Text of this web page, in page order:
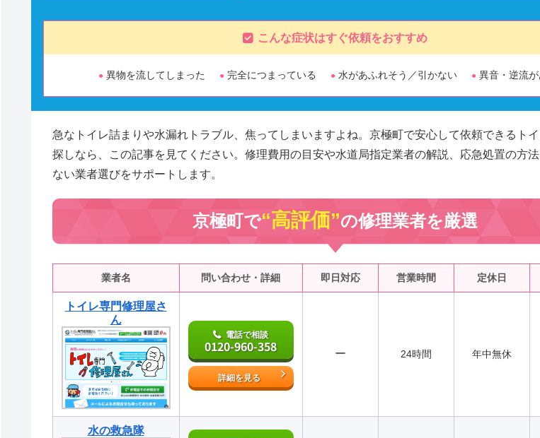
こんな症状はすぐ依頼をおすすめ
異物を流してしまった 完全につまっている 水があふれそう／引かない 異音・逆流が
急なトイレ詰まりや水漏れトラブル、焦ってしまいますよね。京極町で安心して依頼できるト
探しなら、この記事を見てください。修理費用の目安や水道局指定業者の解説、応急処置の方
ない業者選びをサポートします。
京極町で“高評価”の修理業者を厳選
業者名 問い合わせ・詳細 即日対応 営業時間 定休日
トイレ専門修理屋さ
ん
電話で相談
0120-960-358
詳細を見る
ー 24時間 年中無休
水の救急隊